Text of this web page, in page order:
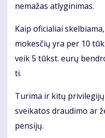
ne­ma­žas at­ly­gi­ni­mas.
Kaip ofi­cia­liai
mo­kes­čių yra per 10
veik 5 tūkst. eu­rų
ti.
Turima ir kitų
svei­katos draudimo ar
pensijų.